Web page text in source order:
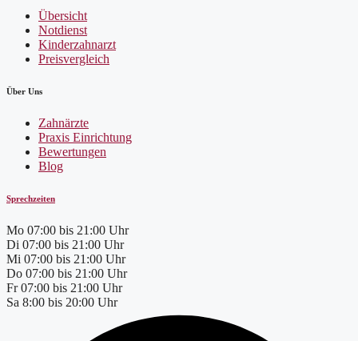
Übersicht
Notdienst
Kinderzahnarzt
Preisvergleich
Über Uns
Zahnärzte
Praxis Einrichtung
Bewertungen
Blog
Sprechzeiten
Mo 07:00 bis 21:00 Uhr
Di 07:00 bis 21:00 Uhr
Mi 07:00 bis 21:00 Uhr
Do 07:00 bis 21:00 Uhr
Fr 07:00 bis 21:00 Uhr
Sa 8:00 bis 20:00 Uhr